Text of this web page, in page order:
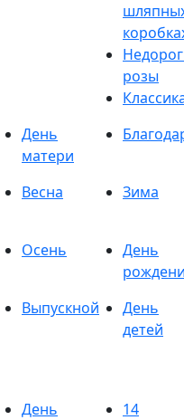
розы
День
матери
Весна Зима
Осень
День
Выпускной
День
детей
День
14